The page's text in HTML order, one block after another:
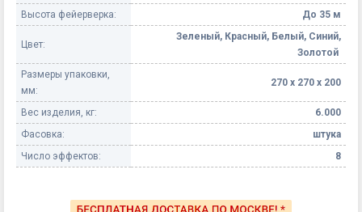
Высота фейерверка:
До 35 м
Цвет:
Зеленый, Красный, Белый, Синий,
Золотой
Размеры упаковки,
мм:
270 х 270 х 200
Вес изделия, кг:
6.000
Фасовка:
штука
Число эффектов:
8